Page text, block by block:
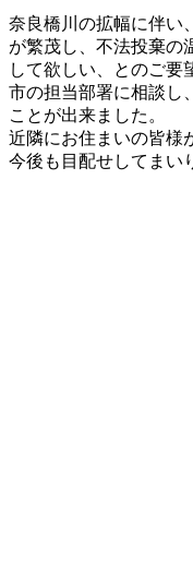
更
新
日
時
:
奈良橋川の拡幅に伴い
が繁茂し、不法投棄の
して欲しい、とのご要
市の担当部署に相談し
ことが出来ました。
近隣にお住まいの皆様
今後も目配せしてまい